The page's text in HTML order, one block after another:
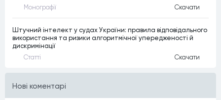
Монографiї Скачати
Штучний інтелект у судах України: правила відповідального
використання та ризики алгоритмічної упередженості й
дискримінації
Статтi Скачати
Нові коментарі